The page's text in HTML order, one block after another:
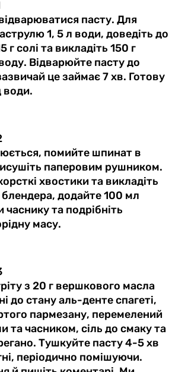
пасту. Для
1, 5 л води, доведіть до
г солі та викладіть 150 г
Відварюйте пасту до
це займає 7 хв. Готову
води.
помийте шпинат в
паперовим рушником.
хвостики та викладіть
додайте 100 мл
та подрібніть
масу.
з 20 г вершкового масла
до стану аль-денте спагеті,
пармезану, перемелений
та часником, сіль до смаку та
Тушкуйте пасту 4-5 хв
періодично помішуючи.